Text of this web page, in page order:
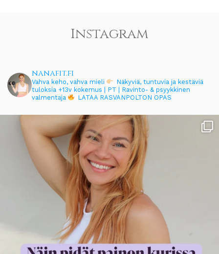
Instagram
nanafit.fi
Vahva keho, vahva mieli
Näkyviä, tuntuvia ja kestäviä
tuloksia +13v kokemus | PT | Ravinto- & psyykkinen
valmentaja
LATAA RASVANPOLTON OPAS